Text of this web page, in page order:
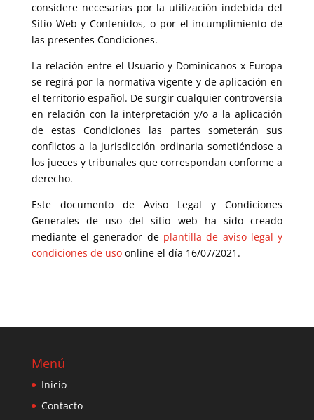
considere necesarias por la utilización indebida del
Sitio Web y Contenidos, o por el incumplimiento de
las presentes Condiciones.
La relación entre el Usuario y Dominicanos x Europa
se regirá por la normativa vigente y de aplicación en
el territorio español. De surgir cualquier controversia
en relación con la interpretación y/o a la aplicación
de estas Condiciones las partes someterán sus
conflictos a la jurisdicción ordinaria sometiéndose a
los jueces y tribunales que correspondan conforme a
derecho.
Este documento de Aviso Legal y Condiciones
Generales de uso del sitio web ha sido creado
mediante el generador de plantilla de aviso legal y
condiciones de usoonline el día 16/07/2021.
Menú
Inicio
Contacto